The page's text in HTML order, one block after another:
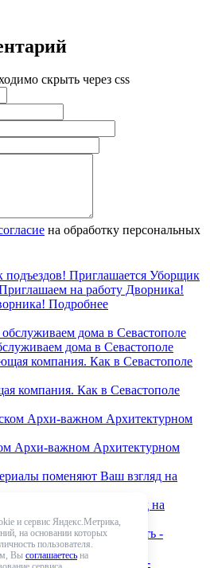
скрыть через css
на обработку персональных
Приглашается Уборщик
Подробнее
дома в Севастополе
компания. Как в Севастополе
Архи-важном Архитектурном
поменяют Ваш взгляд на
компания. Что делать -
и сервис Яндекс.Метрика,
на основании которых
пользователя.
Вы соглашаетесь на